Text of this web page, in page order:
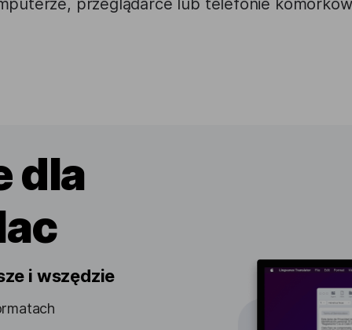
przeglądarce lub telefonie
dla
i wszędzie